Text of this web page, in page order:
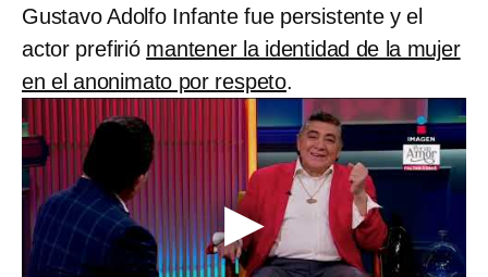
Gustavo Adolfo Infante fue persistente y el
actor prefirió mantener la identidad de la mujer
en el anonimato por respeto.